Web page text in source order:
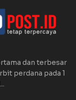
dan terbesar
perdana pada 1